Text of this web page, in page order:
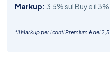
Markup: 3,5% sul Buy e il 3%
*Il Markup per i conti Premium è del